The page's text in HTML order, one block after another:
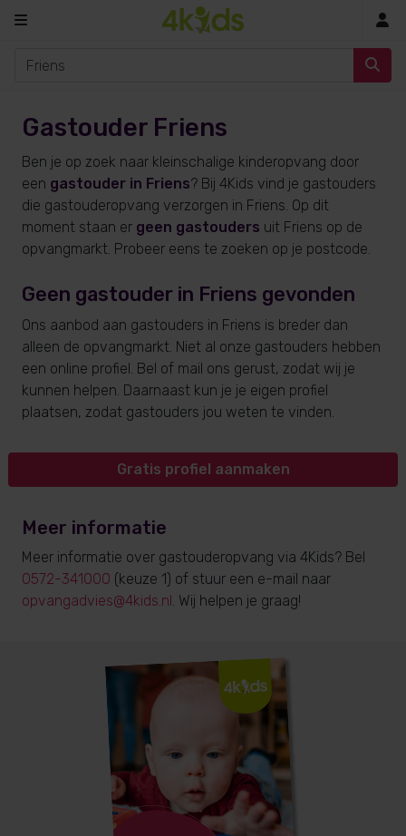
Gastouder Friens
Ben je op zoek naar kleinschalige kinderopvang door
een gastouder in Friens? Bij 4Kids vind je gastouders
die gastouderopvang verzorgen in Friens. Op dit
moment staan er geen gastouders uit Friens op de
opvangmarkt. Probeer eens te zoeken op je postcode.
Geen gastouder in Friens gevonden
Ons aanbod aan gastouders in Friens is breder dan
alleen de opvangmarkt. Niet al onze gastouders hebben
een online profiel. Bel of mail ons gerust, zodat wij je
kunnen helpen. Daarnaast kun je je eigen profiel
plaatsen, zodat gastouders jou weten te vinden.
Gratis profiel aanmaken
Meer informatie
Meer informatie over gastouderopvang via 4Kids? Bel
0572-341000 (keuze 1) of stuur een e-mail naar
opvangadvies@4kids.nl. Wij helpen je graag!